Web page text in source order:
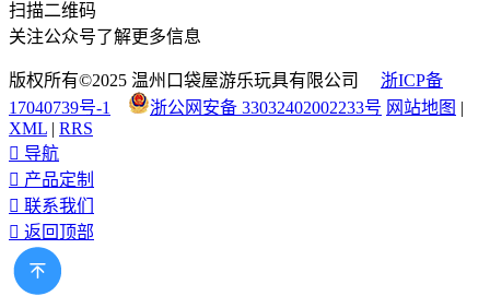
扫描二维码
关注公众号了解更多信息
版权所有©2025 温州口袋屋游乐玩具有限公司 浙ICP备
17040739号-1
浙公网安备 33032402002233号 网站地图 |
XML | RRS
 导航
 产品定制
 联系我们
 返回顶部